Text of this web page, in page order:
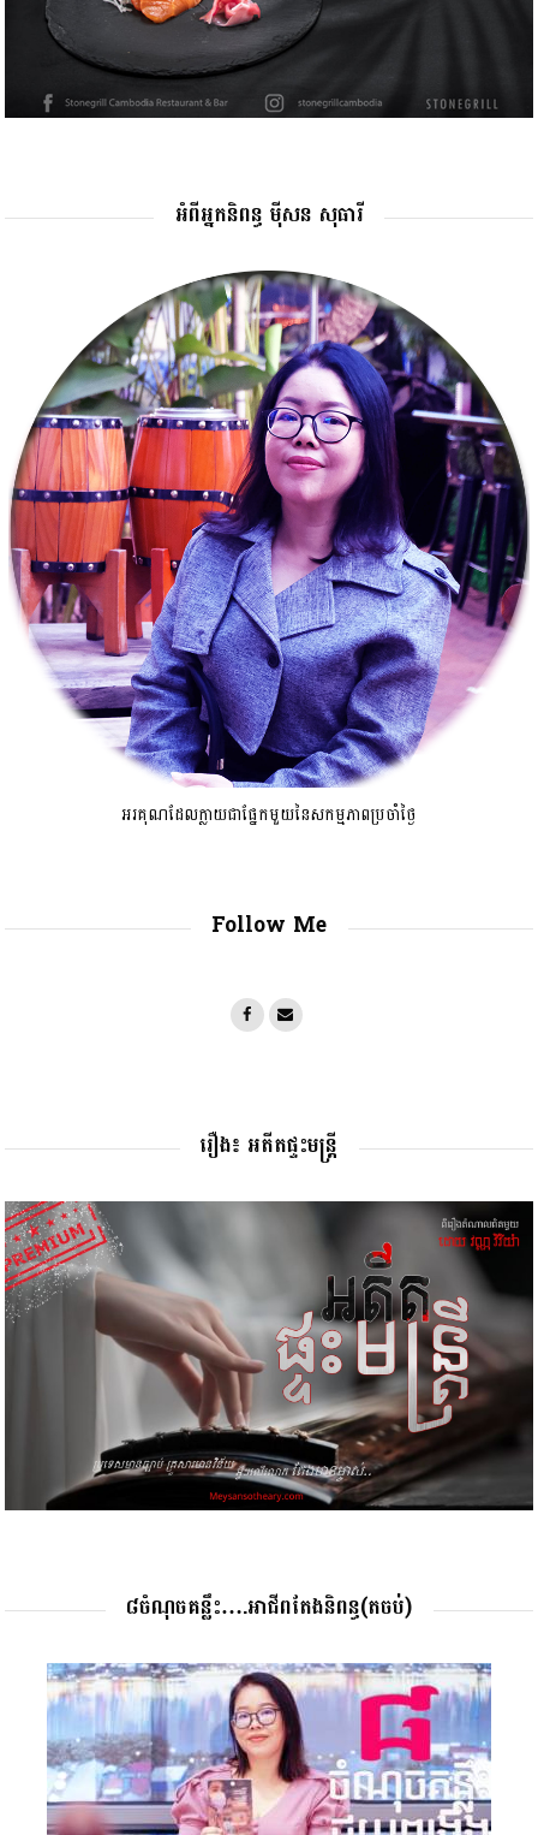
អំពីអ្នកនិពន្ធ ម៉ីសន សុធារី
អរគុណដែលក្លាយជាផ្នែកមួយនៃសកម្មភាពប្រចាំថ្ងៃ
Follow Me
រឿង៖ អតីតផ្ទះមន្រ្តី
៨ចំណុចគន្លឹះ….អាជីពតែងនិពន្ធ(តចប់)